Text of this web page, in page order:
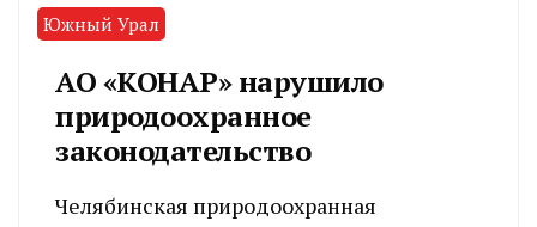
Южный Урал
АО «КОНАР» нарушило
природоохранное
законодательство
Челябинская природоохранная